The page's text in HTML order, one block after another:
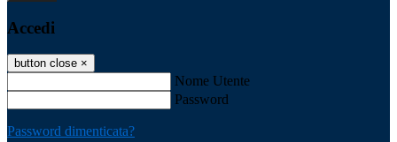
Accedi
button close ×
Nome Utente
Password
Password dimenticata?